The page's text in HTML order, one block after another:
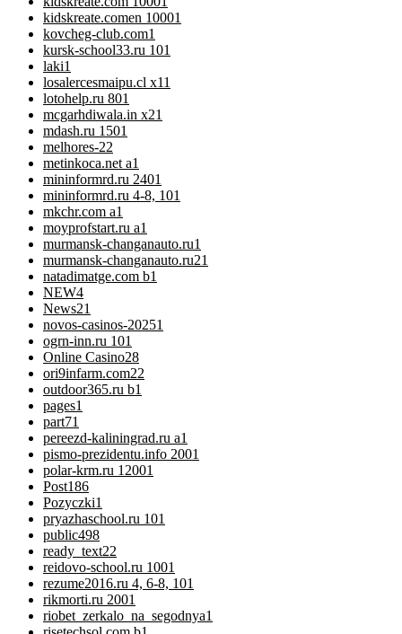
kidskreate.comen 10001
kovcheg-club.com1
kursk-school33.ru 101
laki1
losalercesmaipu.cl x11
lotohelp.ru 801
mcgarhdiwala.in x21
mdash.ru 1501
melhores-22
metinkoca.net a1
mininformrd.ru 2401
mininformrd.ru 4-8, 101
mkchr.com a1
moyprofstart.ru a1
murmansk-changanauto.ru1
murmansk-changanauto.ru21
natadimatge.com b1
NEW4
News21
novos-casinos-20251
ogrn-inn.ru 101
Online Casino28
ori9infarm.com22
outdoor365.ru b1
pages1
part71
pereezd-kaliningrad.ru a1
pismo-prezidentu.info 2001
polar-krm.ru 12001
Post186
Pozyczki1
pryazhaschool.ru 101
public498
ready_text22
reidovo-school.ru 1001
rezume2016.ru 4, 6-8, 101
rikmorti.ru 2001
riobet_zerkalo_na_segodnya1